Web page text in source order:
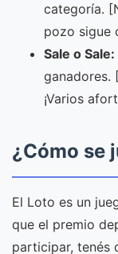
categoría.
pozo sigue
Sale o Sale:
ganadores.
¡Varios
¿Cómo se
El Loto es un
que el premio
participar, tenés